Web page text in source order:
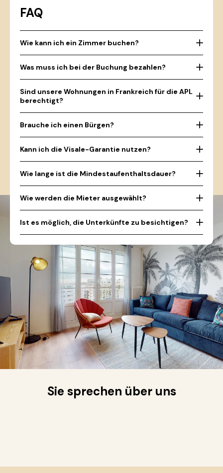
FAQ
Wie kann ich ein Zimmer buchen?
Was muss ich bei der Buchung bezahlen?
Sind unsere Wohnungen in Frankreich für die APL
berechtigt?
Brauche ich einen Bürgen?
Kann ich die Visale-Garantie nutzen?
Wie lange ist die Mindestaufenthaltsdauer?
Wie werden die Mieter ausgewählt?
Ist es möglich, die Unterkünfte zu besichtigen?
Sie sprechen über uns